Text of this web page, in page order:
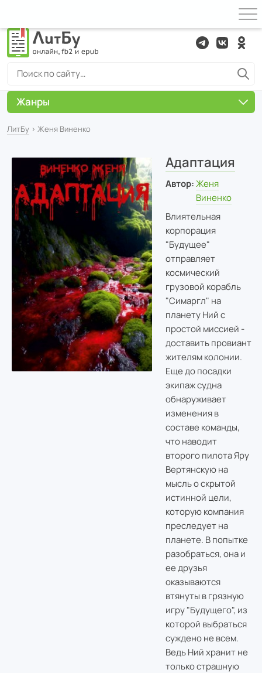
ЛитБу › Женя Виненко
Адаптация
Автор: Женя
Виненко
Влиятельная
корпорация
"Будущее"
отправляет
космический
грузовой корабль
"Симаргл" на
планету Ний с
простой миссией -
доставить провиант
жителям колонии.
Еще до посадки
экипаж судна
обнаруживает
изменения в
составе команды,
что наводит
второго пилота Яру
Вертянскую на
мысль о скрытой
истинной цели,
которую компания
преследует на
планете. В попытке
разобраться, она и
ее друзья
оказываются
втянуты в грязную
игру "Будущего", из
которой выбраться
суждено не всем.
Ведь Ний хранит не
только страшную
Жанры